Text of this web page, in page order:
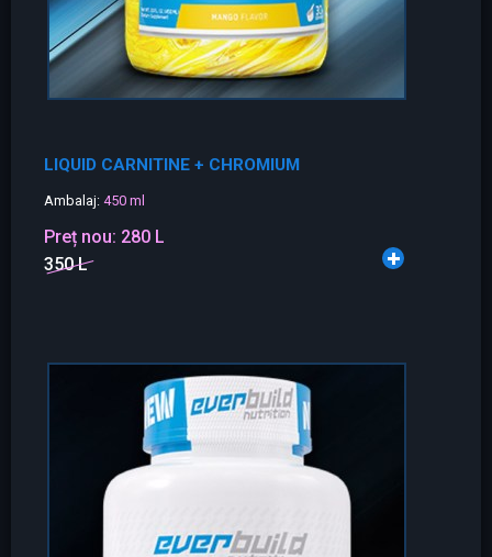
LIQUID CARNITINE + CHROMIUM
Ambalaj: 450 ml
Preț nou: 280 L
350 L